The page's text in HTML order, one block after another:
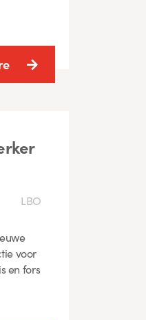
LBO
voor
en fors